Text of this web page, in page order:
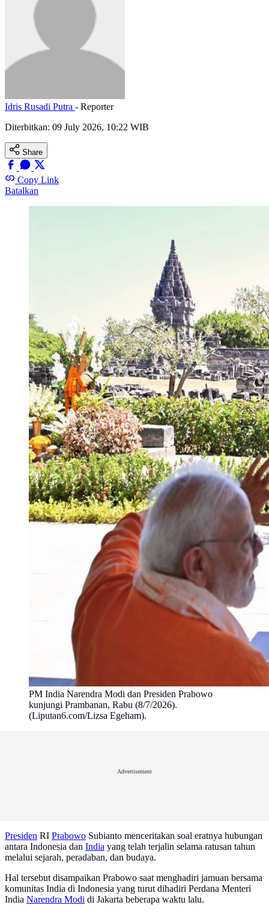
Idris Rusadi Putra - Reporter
Diterbitkan: 09 July 2026, 10:22 WIB
Share
Copy Link
Batalkan
PM India Narendra Modi dan Presiden Prabowo
kunjungi Prambanan, Rabu (8/7/2026).
(Liputan6.com/Lizsa Egeham).
Advertisement
Presiden RI Prabowo Subianto menceritakan soal eratnya hubungan
antara Indonesia dan India yang telah terjalin selama ratusan tahun
melalui sejarah, peradaban, dan budaya.
Hal tersebut disampaikan Prabowo saat menghadiri jamuan bersama
komunitas India di Indonesia yang turut dihadiri Perdana Menteri
India Narendra Modi di Jakarta beberapa waktu lalu.